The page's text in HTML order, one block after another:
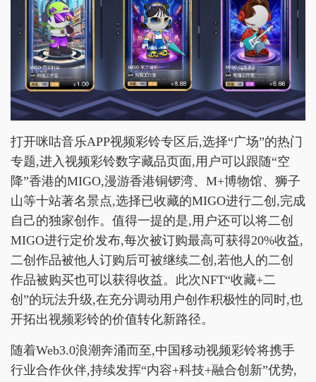
打开咪咕音乐APP视频彩铃专区后,选择“广场”的热门
专题,进入视频彩铃数字藏品页面,用户可以跟随“空
降”香港的MIGO,漫游香港铜锣湾、M+博物馆、狮子
山等十站著名景点,选择已收藏的MIGO进行二创,完成
自己的独家创作。值得一提的是,用户还可以将二创
MIGO进行定价发布,每次被订购最高可获得20%收益,
二创作品被他人订购后可被继续二创,若他人的二创
作品被购买也可以获得收益。此次NFT“收藏+二
创”的玩法升级,在充分调动用户创作积极性的同时,也
开拓出视频彩铃的价值转化新路径。
随着Web3.0浪潮奔涌而至,中国移动视频彩铃将携手
行业合作伙伴,持续发挥“内容+科技+融合创新”优势,